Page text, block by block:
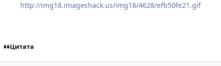
http://img18.imageshack.us/img18/4628/efb50fe21.gif
Цитата